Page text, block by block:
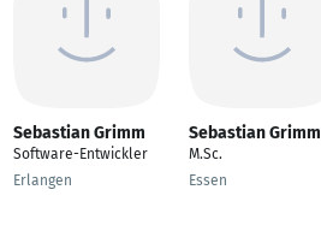
Sebastian Grimm
Software-Entwickler
Erlangen
Sebastian Grimm
M.Sc.
Essen